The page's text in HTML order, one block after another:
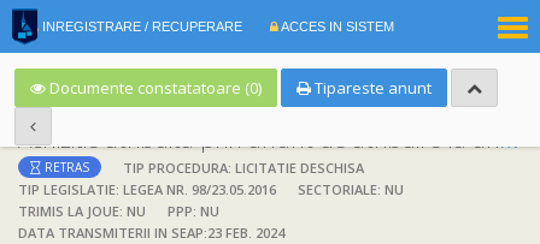
INREGISTRARE / RECUPERARE ACCES IN SISTEM
Documente constatatoare (0) Tipareste anunt
Achizitie atribuita prin anunt de atribuire la anunt de participare
RETRAS
TIP PROCEDURA: LICITATIE DESCHISA
TIP LEGISLATIE: LEGEA NR. 98/23.05.2016
SECTORIALE: NU
TRIMIS LA JOUE: NU
PPP: NU
DATA TRANSMITERII IN SEAP:23 FEB. 2024